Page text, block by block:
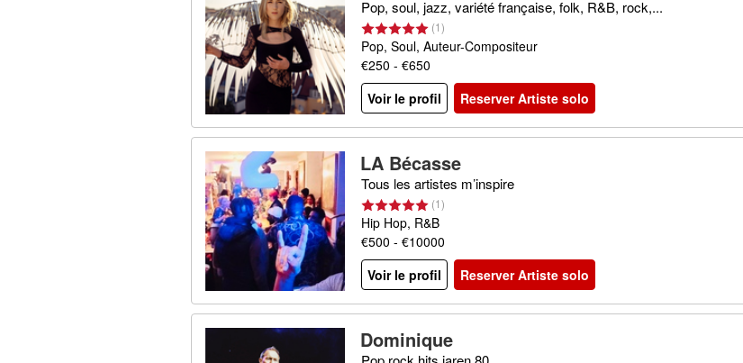
Pop, soul, jazz, variété française, folk, R&B, rock,...
(1)
Pop, Soul, Auteur-Compositeur
€250 - €650
Voir le profil
Reserver Artiste solo
LA Bécasse
Tous les artistes m’inspire
(1)
Hip Hop, R&B
€500 - €10000
Voir le profil
Reserver Artiste solo
Dominique